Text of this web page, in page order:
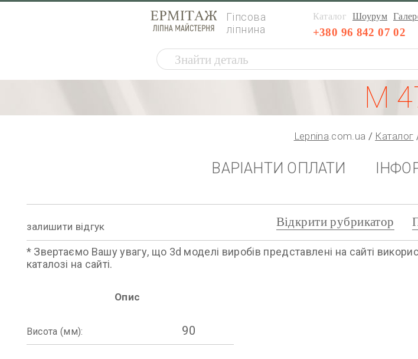
Гіпсова
ліпнина
Каталог Шоурум
+380 96 842 07 02
М
Lepnina.com.ua Каталог
ВАРІАНТИ ОПЛАТИ
залишити відгук Відкрити рубрикатор
* Звертаємо Вашу увагу, що 3d моделі виробів представлені на сайті
каталозі на сайті.
Опис
Висота (мм): 90